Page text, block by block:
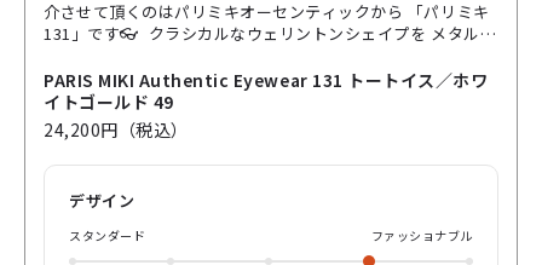
介させて頂くのはパリミキオーセンティックから 「パリミキ
131」です👓 クラシカルなウェリントンシェイプを メタルパ
最適な掛け心地を実現しました。 世界有数のメガネ産地・福
井県鯖江市で 生産された、信頼の🇯🇵made in Japan。 コン
セプトは「オーセンティック＝本物、本質」🎯 流行に左右さ
れない本物志向のあなたへ送る1本です👓 是非、店舗やオン
ラインで ご確認ください。 よろしくお願いします。
PARIS MIKI Authentic Eyewear 131 トートイス／ホワ
イトゴールド 49
24,200円（税込）
デザイン
スタンダード ファッショナブル